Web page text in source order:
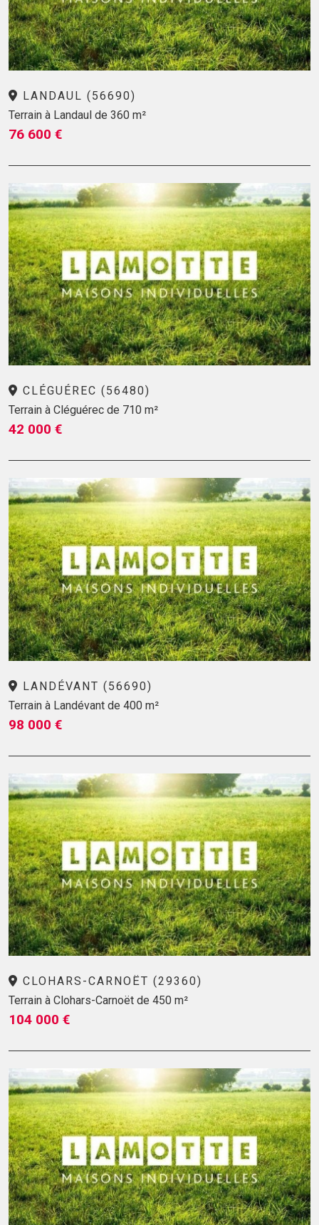
LANDAUL (56690)
Terrain à Landaul de 360 m²
76 600 €
CLÉGUÉREC (56480)
Terrain à Cléguérec de 710 m²
42 000 €
LANDÉVANT (56690)
Terrain à Landévant de 400 m²
98 000 €
CLOHARS-CARNOËT (29360)
Terrain à Clohars-Carnoët de 450 m²
104 000 €